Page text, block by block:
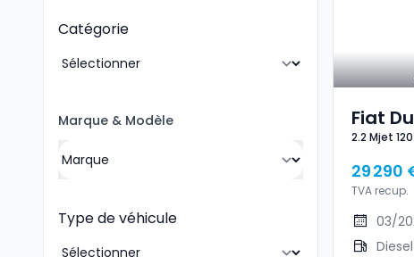
Catégorie
Marque & Modèle
Type de véhicule
Fiat
L2H1
2.2 Mjet 120
29 290
TVA recup.
03/
Diesel